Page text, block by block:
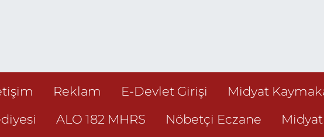
Reklam E-Devlet Girişi
Midyat
ALO 182 MHRS Nöbetçi Eczane